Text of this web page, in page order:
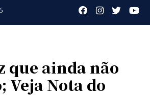
que ainda não
Veja Nota do